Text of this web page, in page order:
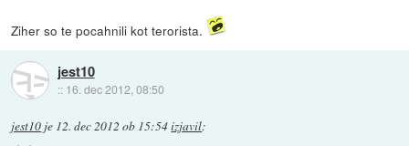
Ziher so te pocahnili kot terorista.
jest10
:: 16. dec 2012, 08:50
jest10 je 12. dec 2012 ob 15:54izjavil: